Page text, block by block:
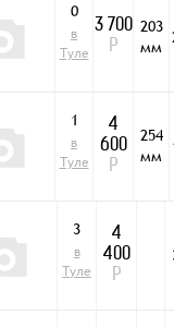
0
в
Туле
3 700
Р
203
мм
1
в
Туле
4
600
Р
254
мм
3
в
Туле
4
400
Р